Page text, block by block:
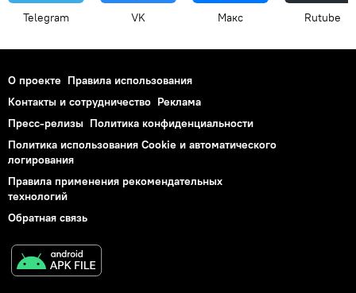
Telegram VK Макс Rutube
О проекте Правила использования
Контакты и сотрудничество Реклама
Пресс-релизы Политика конфиденциальности
Политика использования Cookie и автоматического
логирования
Правила применения рекомендательных
технологий
Обратная связь